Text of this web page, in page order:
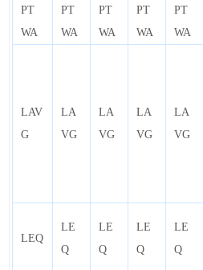
PT
WA
PT
WA
PT
WA
PT
WA
PT
WA
LAV
G
LA
VG
LA
VG
LA
VG
LA
VG
LEQ
LE
Q
LE
Q
LE
Q
LE
Q